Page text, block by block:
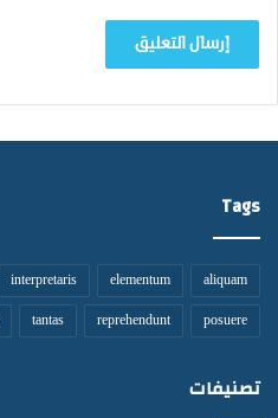
Tags
aliquam
elementum
interpretaris
posuere
reprehendunt
tantas
تصنيفات